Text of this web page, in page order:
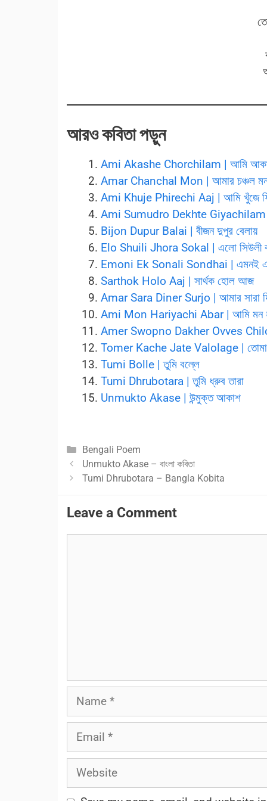
আরও কবিতা পড়ুন
Ami Akashe Chorchilam | আমি
Amar Chanchal Mon | আমার চঞ্চল
Ami Khuje Phirechi Aaj | আমি খুঁজে
Ami Sumudro Dekhte Giyachilam |
Bijon Dupur Balai | বীজন দুপুর বেলায়
Elo Shuili Jhora Sokal | এলো সিউলী
Emoni Ek Sonali Sondhai | এমনই এক
Sarthok Holo Aaj | সার্থক হোল আজ
Amar Sara Diner Surjo | আমার সারা
Ami Mon Hariyachi Abar | আমি মন
Amer Swopno Dakher Ovves Chilo
Tomer Kache Jate Valolage | তোমার
Tumi Bolle | তুমি বল্লে
Tumi Dhrubotara | তুমি ধ্রুব তারা
Unmukto Akase | উন্মুক্ত আকাশ
Categories
Bengali Poem
Unmukto Akase – বাংলা কবিতা
Tumi Dhrubotara – Bangla Kobita
Leave a Comment
Name
Email
Website